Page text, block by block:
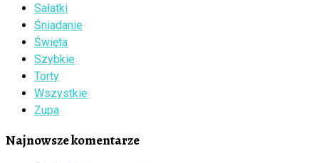
Sałatki
Śniadanie
Święta
Szybkie
Torty
Wszystkie
Zupa
Najnowsze komentarze